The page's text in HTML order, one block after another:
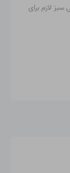
سبز لازم برای